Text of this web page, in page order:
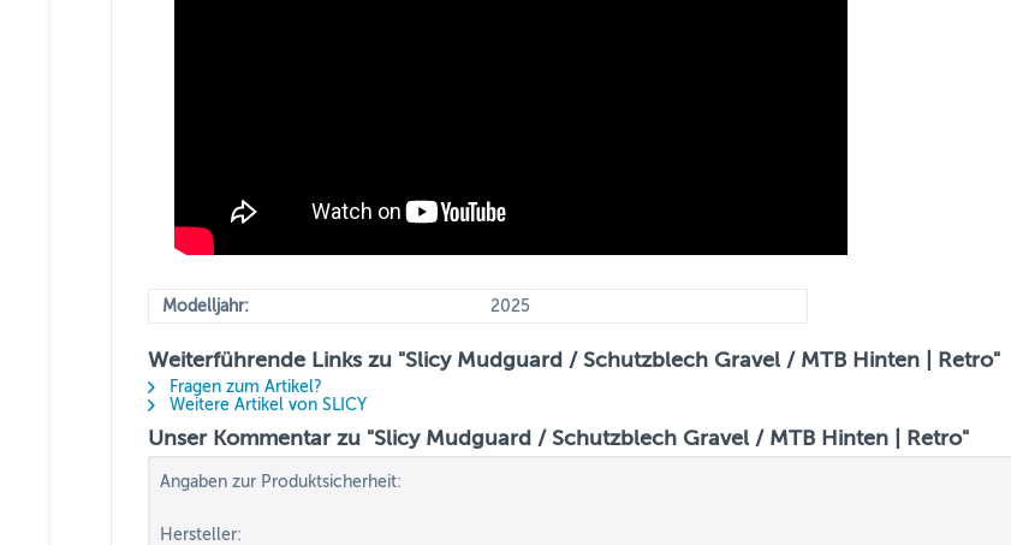
Modelljahr: 2025
Weiterführende Links zu "Slicy Mudguard / Schutzblech Gravel / MTB Hinten | Retro"
Fragen zum Artikel?
Weitere Artikel von SLICY
Unser Kommentar zu "Slicy Mudguard / Schutzblech Gravel / MTB Hinten | Retro"
Angaben zur Produktsicherheit:
Hersteller: